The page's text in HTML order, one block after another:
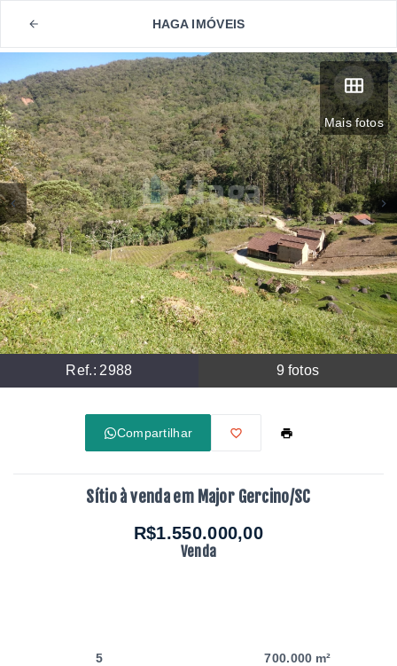
HAGA IMÓVEIS
Mais fotos
Ref.: 2988 9 fotos
Compartilhar
Sítio à venda em Major Gercino/SC
R$1.550.000,00
Venda
5 700.000 m²